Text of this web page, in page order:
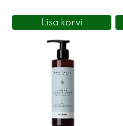
Lisa korvi